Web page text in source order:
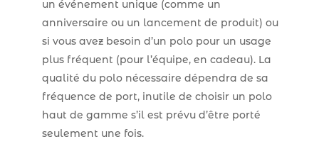
un événement unique (comme un
anniversaire ou un lancement de produit) ou
si vous avez besoin d’un polo pour un usage
plus fréquent (pour l’équipe, en cadeau). La
qualité du polo nécessaire dépendra de sa
fréquence de port, inutile de choisir un polo
haut de gamme s’il est prévu d’être porté
seulement une fois.